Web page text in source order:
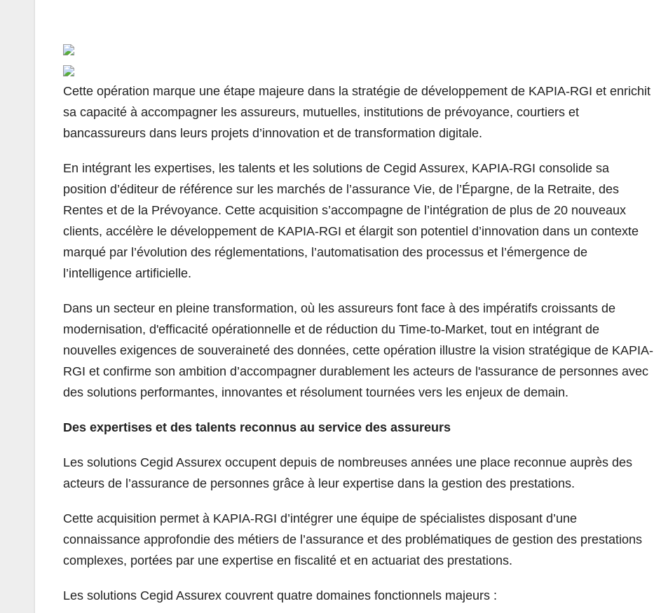
Cette opération marque une étape majeure dans la stratégie de développement de KAPIA-RGI et enrichit
sa capacité à accompagner les assureurs, mutuelles, institutions de prévoyance, courtiers et
bancassureurs dans leurs projets d’innovation et de transformation digitale.
En intégrant les expertises, les talents et les solutions de Cegid Assurex, KAPIA-RGI consolide sa
position d’éditeur de référence sur les marchés de l’assurance Vie, de l’Épargne, de la Retraite, des
Rentes et de la Prévoyance. Cette acquisition s’accompagne de l’intégration de plus de 20 nouveaux
clients, accélère le développement de KAPIA-RGI et élargit son potentiel d’innovation dans un contexte
marqué par l’évolution des réglementations, l’automatisation des processus et l’émergence de
l’intelligence artificielle.
Dans un secteur en pleine transformation, où les assureurs font face à des impératifs croissants de
modernisation, d'efficacité opérationnelle et de réduction du Time-to-Market, tout en intégrant de
nouvelles exigences de souveraineté des données, cette opération illustre la vision stratégique de KAPIA-
RGI et confirme son ambition d’accompagner durablement les acteurs de l'assurance de personnes avec
des solutions performantes, innovantes et résolument tournées vers les enjeux de demain.
Des expertises et des talents reconnus au service des assureurs
Les solutions Cegid Assurex occupent depuis de nombreuses années une place reconnue auprès des
acteurs de l’assurance de personnes grâce à leur expertise dans la gestion des prestations.
Cette acquisition permet à KAPIA-RGI d’intégrer une équipe de spécialistes disposant d’une
connaissance approfondie des métiers de l’assurance et des problématiques de gestion des prestations
complexes, portées par une expertise en fiscalité et en actuariat des prestations.
Les solutions Cegid Assurex couvrent quatre domaines fonctionnels majeurs :